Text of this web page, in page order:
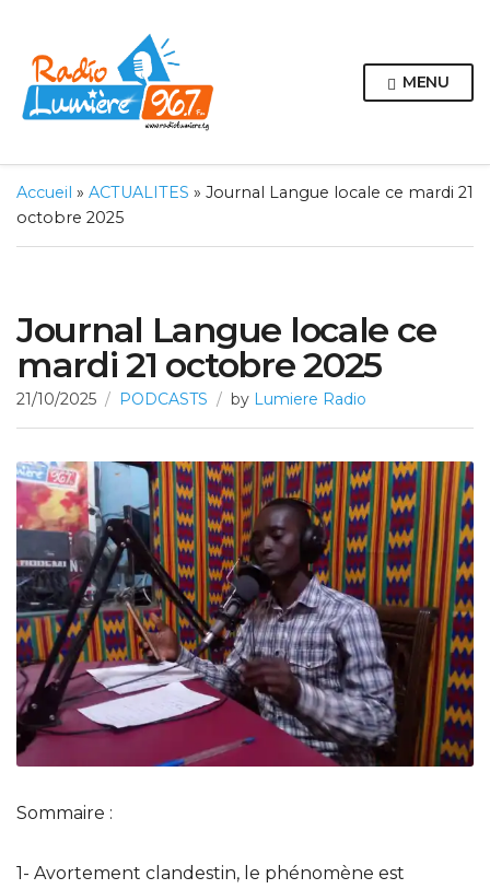
MENU
Accueil » ACTUALITES » Journal Langue locale ce mardi 21
octobre 2025
Journal Langue locale ce
mardi 21 octobre 2025
21/10/2025 PODCASTS by Lumiere Radio
Sommaire :
1- Avortement clandestin, le phénomène est